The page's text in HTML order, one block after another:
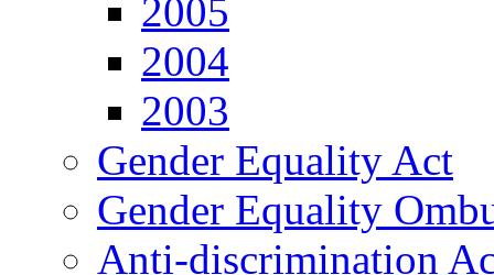
2005
2004
2003
Gender Equality Act
Gender Equality
Anti-discrimination